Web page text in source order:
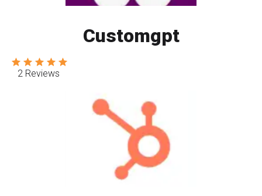
Customgpt
2 Reviews